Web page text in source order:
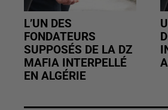
L’UN DES
FONDATEURS
SUPPOSÉS DE LA DZ
MAFIA INTERPELLÉ
EN ALGÉRIE